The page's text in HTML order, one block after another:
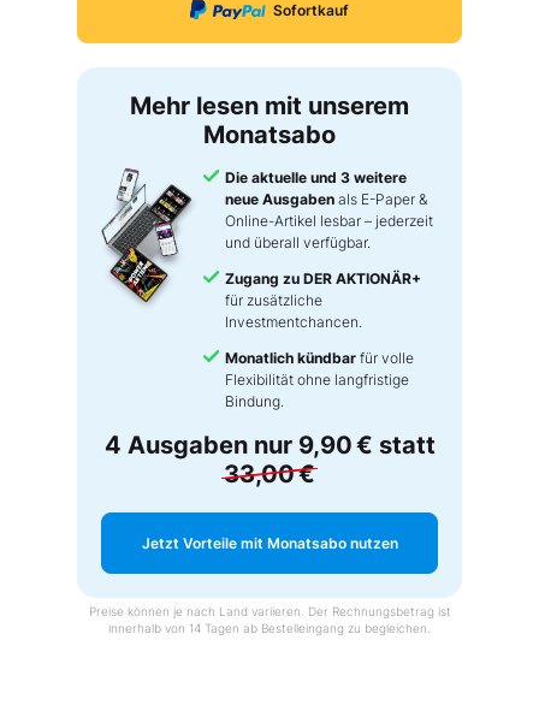
Sofortkauf
Mehr lesen mit unserem
Monatsabo
Die aktuelle und 3 weitere
neue Ausgaben als E-Paper &
Online-Artikel lesbar – jederzeit
und überall verfügbar.
Zugang zu DER AKTIONÄR+
für zusätzliche
Investmentchancen.
Monatlich kündbar für volle
Flexibilität ohne langfristige
Bindung.
4 Ausgaben nur 9,90 € statt
33,00 €
Jetzt Vorteile mit Monatsabo nutzen
Preise können je nach Land variieren. Der Rechnungsbetrag ist
innerhalb von 14 Tagen ab Bestelleingang zu begleichen.